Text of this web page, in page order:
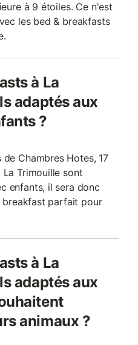
à 9 étoiles. Ce n'est
les bed & breakfasts
à La
adaptés aux
?
Chambres Hotes, 17
Trimouille sont
enfants, il sera donc
parfait pour
à La
adaptés aux
animaux ?